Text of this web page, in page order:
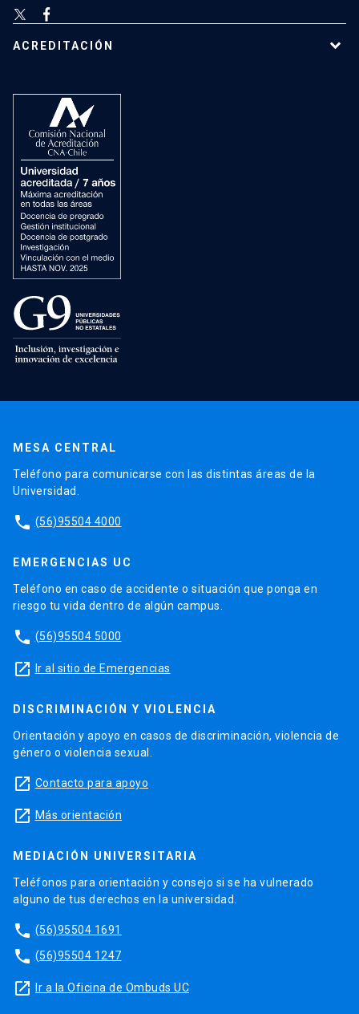
ACREDITACIÓN
MESA CENTRAL
Teléfono para comunicarse con las distintas áreas de la
Universidad.
phone (56)95504 4000
EMERGENCIAS UC
Teléfono en caso de accidente o situación que ponga en
riesgo tu vida dentro de algún campus.
phone (56)95504 5000
launch Ir al sitio de Emergencias
DISCRIMINACIÓN Y VIOLENCIA
Orientación y apoyo en casos de discriminación, violencia de
género o violencia sexual.
launch Contacto para apoyo
launch Más orientación
MEDIACIÓN UNIVERSITARIA
Teléfonos para orientación y consejo si se ha vulnerado
alguno de tus derechos en la universidad.
phone (56)95504 1691
phone (56)95504 1247
launch Ir a la Oficina de Ombuds UC